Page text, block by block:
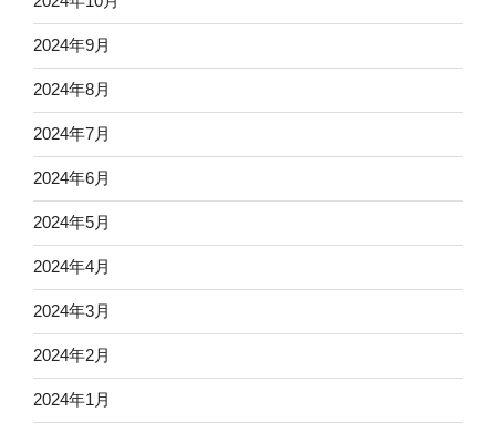
2024年9月
2024年8月
2024年7月
2024年6月
2024年5月
2024年4月
2024年3月
2024年2月
2024年1月